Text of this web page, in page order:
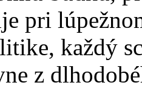
pri
každý
z